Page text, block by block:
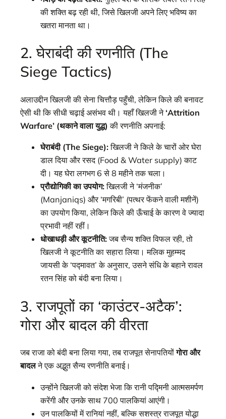
की शक्ति बढ़ रही थी, जिसे खिलजी अपने लिए भविष्य का
खतरा मानता था।
2. घेराबंदी की रणनीति (The
Siege Tactics)
अलाउद्दीन खिलजी की सेना चित्तौड़ पहुँची, लेकिन किले की बनावट
ऐसी थी कि सीधी चढ़ाई असंभव थी। यहाँ खिलजी ने‘Attrition
Warfare’ (थकाने वाला युद्ध) की रणनीति अपनाई:
घेराबंदी (The Siege):खिलजी ने किले के चारों ओर घेरा
डाल दिया और रसद (Food & Water supply) काट
दी। यह घेरा लगभग 6 से 8 महीने तक चला।
प्रौद्योगिकी का उपयोग:खिलजी ने ‘मंजनीक’
(Manjaniqs) और ‘मगरिबी’ (पत्थर फेंकने वाली मशीनें)
का उपयोग किया, लेकिन किले की ऊँचाई के कारण वे ज्यादा
प्रभावी नहीं रहीं।
धोखाधड़ी और कूटनीति:जब सैन्य शक्ति विफल रही, तो
खिलजी ने कूटनीति का सहारा लिया। मलिक मुहम्मद
जायसी के ‘पद्मावत’ के अनुसार, उसने संधि के बहाने रावल
रतन सिंह को बंदी बना लिया।
3. राजपूतों का ‘काउंटर-अटैक’:
गोरा और बादल की वीरता
जब राजा को बंदी बना लिया गया, तब राजपूत सेनापतियोंगोरा और
बादलने एक अद्भुत सैन्य रणनीति बनाई।
उन्होंने खिलजी को संदेश भेजा कि रानी पद्मिनी आत्मसमर्पण
करेंगी और उनके साथ 700 पालकियां आएंगी।
उन पालकियों में रानियां नहीं, बल्कि सशस्त्र राजपूत योद्धा